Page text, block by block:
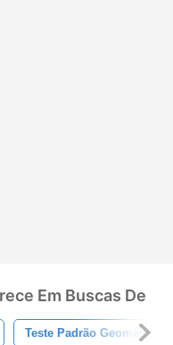
Em Buscas De
Teste Padrão Geométrico